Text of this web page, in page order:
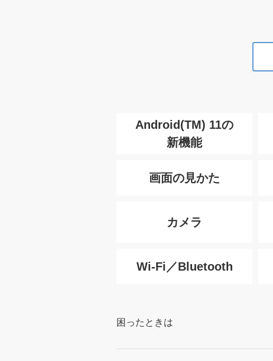
Android(TM) 11の
新機能
画面の見かた
カメラ
Wi-Fi／Bluetooth
困ったときは